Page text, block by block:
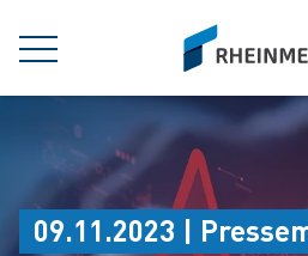
MENÜ
siteLogo
09.11.2023 |